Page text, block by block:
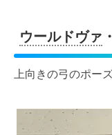
ウールドヴァ
上向きの弓のポー